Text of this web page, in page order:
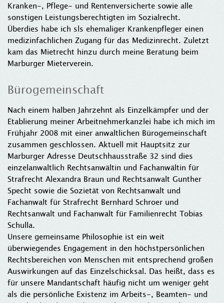
Kranken-, Pflege- und Rentenversicherte sowie alle
sonstigen Leistungsberechtigten im Sozialrecht.
Überdies habe ich sls ehemaliger Krankenpfleger einen
medizinfachlichen Zugang für das Medizinrecht. Zuletzt
kam das Mietrecht hinzu durch meine Beratung beim
Marburger Mieterverein.
Bürogemeinschaft
Nach einem halben Jahrzehnt als Einzelkämpfer und der
Etablierung meiner Arbeitnehmerkanzlei habe ich mich im
Frühjahr 2008 mit einer anwaltlichen Bürogemeinschaft
zusammen geschlossen. Aktuell mit Hauptsitz zur
Marburger Adresse Deutschhausstraße 32 sind dies
einzelanwaltlich Rechtsanwältin und Fachanwältin für
Strafrecht Alexandra Braun und Rechtsanwalt Gunther
Specht sowie die Sozietät von Rechtsanwalt und
Fachanwalt für Strafrecht Bernhard Schroer und
Rechtsanwalt und Fachanwalt für Familienrecht Tobias
Schulla.
Unsere gemeinsame Philosophie ist ein weit
überwiegendes Engagement in den höchstpersönlichen
Rechtsbereichen von Menschen mit entsprechend großen
Auswirkungen auf das Einzelschicksal. Das heißt, dass es
für unsere Mandantschaft häufig nicht um weniger geht
als die persönliche Existenz im Arbeits-, Beamten- und